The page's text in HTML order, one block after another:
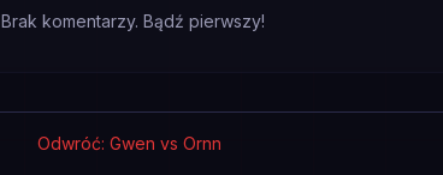
Brak komentarzy. Bądź pierwszy!
Odwróć: Gwen vs Ornn